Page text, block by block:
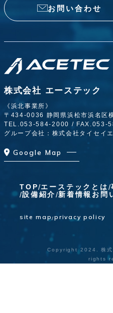
お問い合わせ
株式会社 エーステック
《浜北事業所》
〒434-0036 静岡県浜松市浜名区
TEL.053-584-2000 / FAX.053-
グループ会社：株式会社タイセイ
Google Map
TOP エーステックとは
設備紹介 新着情報 お問
site map privacy policy
Copyright 2024. 株式
rights